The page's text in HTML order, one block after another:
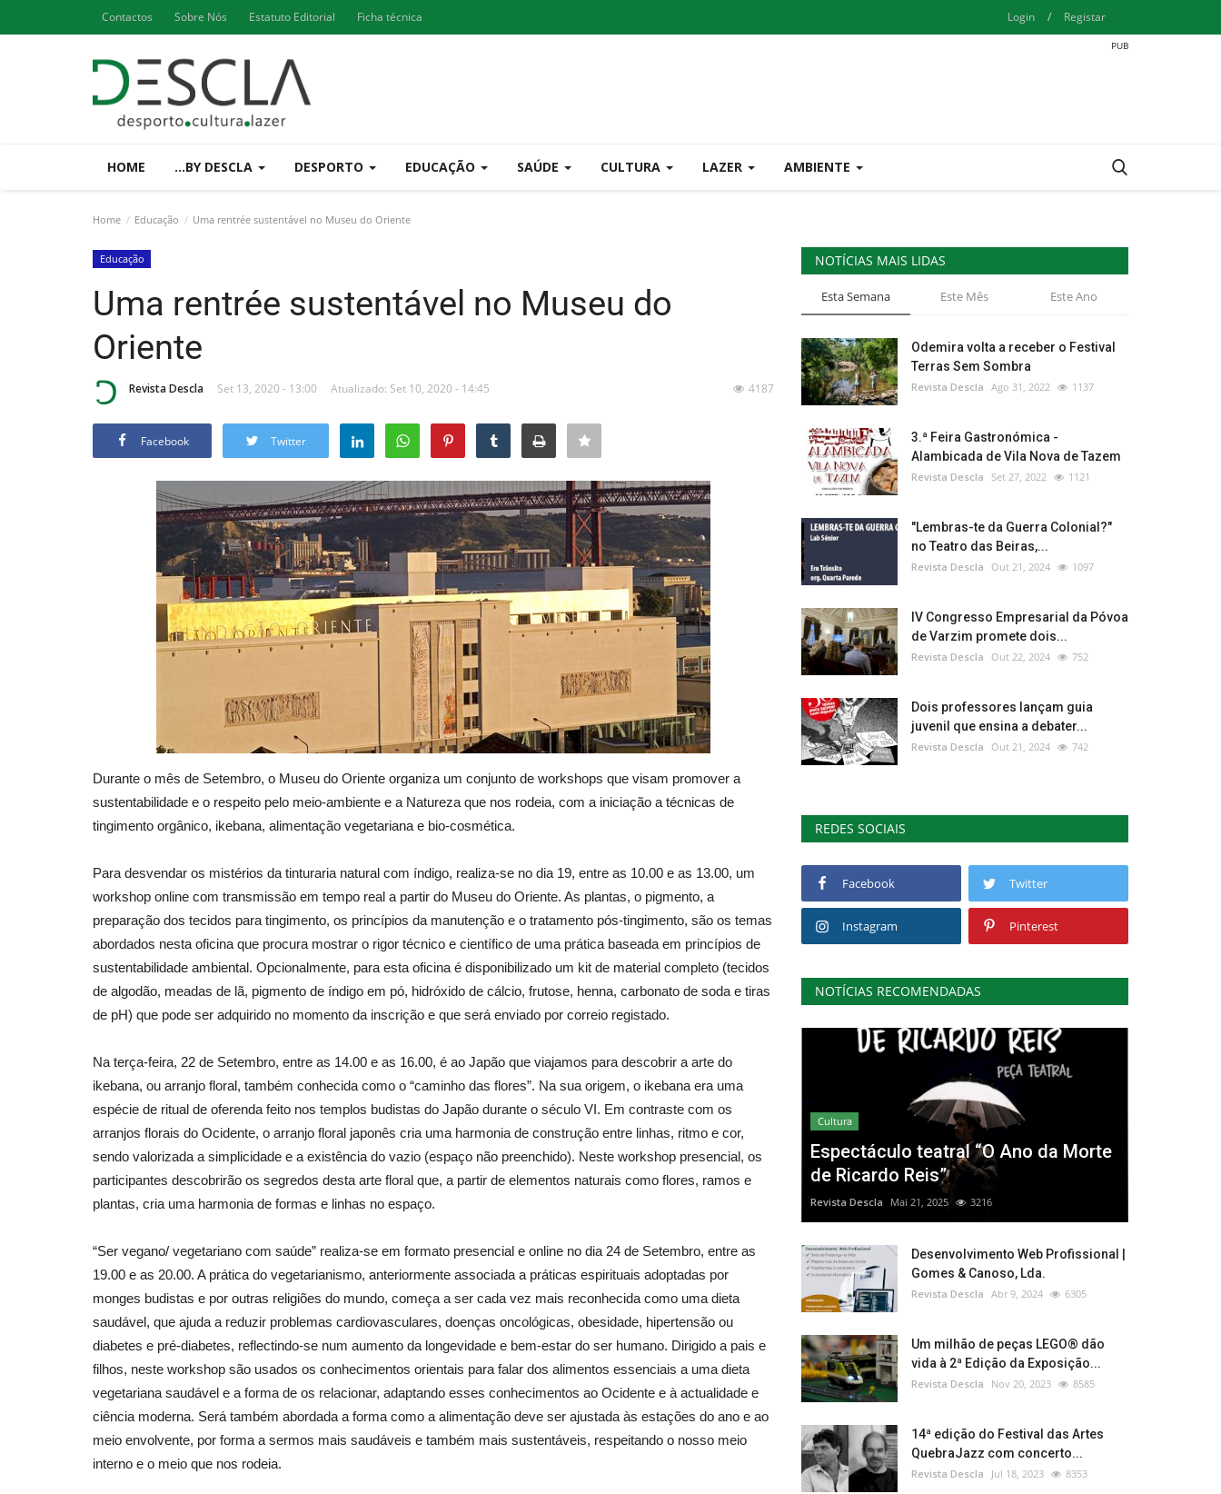
Contactos Sobre Nós Estatuto Editorial Ficha técnica Login / Registar
HOME ...BY DESCLA DESPORTO EDUCAÇÃO SAÚDE CULTURA LAZER AMBIENTE
Home Educação Uma rentrée sustentável no Museu do Oriente
Educação
Uma rentrée sustentável no Museu do
Oriente
Revista Descla Set 13, 2020 - 13:00 Atualizado: Set 10, 2020 - 14:45 4187
Facebook Twitter
Durante o mês de Setembro, o Museu do Oriente organiza um conjunto de workshops que visam promover a
sustentabilidade e o respeito pelo meio-ambiente e a Natureza que nos rodeia, com a iniciação a técnicas de
tingimento orgânico, ikebana, alimentação vegetariana e bio-cosmética.
Para desvendar os mistérios da tinturaria natural com índigo, realiza-se no dia 19, entre as 10.00 e as 13.00, um
workshop online com transmissão em tempo real a partir do Museu do Oriente. As plantas, o pigmento, a
preparação dos tecidos para tingimento, os princípios da manutenção e o tratamento pós-tingimento, são os temas
abordados nesta oficina que procura mostrar o rigor técnico e científico de uma prática baseada em princípios de
sustentabilidade ambiental. Opcionalmente, para esta oficina é disponibilizado um kit de material completo (tecidos
de algodão, meadas de lã, pigmento de índigo em pó, hidróxido de cálcio, frutose, henna, carbonato de soda e tiras
de pH) que pode ser adquirido no momento da inscrição e que será enviado por correio registado.
Na terça-feira, 22 de Setembro, entre as 14.00 e as 16.00, é ao Japão que viajamos para descobrir a arte do
ikebana, ou arranjo floral, também conhecida como o “caminho das flores”. Na sua origem, o ikebana era uma
espécie de ritual de oferenda feito nos templos budistas do Japão durante o século VI. Em contraste com os
arranjos florais do Ocidente, o arranjo floral japonês cria uma harmonia de construção entre linhas, ritmo e cor,
sendo valorizada a simplicidade e a existência do vazio (espaço não preenchido). Neste workshop presencial, os
participantes descobrirão os segredos desta arte floral que, a partir de elementos naturais como flores, ramos e
plantas, cria uma harmonia de formas e linhas no espaço.
“Ser vegano/ vegetariano com saúde” realiza-se em formato presencial e online no dia 24 de Setembro, entre as
19.00 e as 20.00. A prática do vegetarianismo, anteriormente associada a práticas espirituais adoptadas por
monges budistas e por outras religiões do mundo, começa a ser cada vez mais reconhecida como uma dieta
saudável, que ajuda a reduzir problemas cardiovasculares, doenças oncológicas, obesidade, hipertensão ou
diabetes e pré-diabetes, reflectindo-se num aumento da longevidade e bem-estar do ser humano. Dirigido a pais e
filhos, neste workshop são usados os conhecimentos orientais para falar dos alimentos essenciais a uma dieta
vegetariana saudável e a forma de os relacionar, adaptando esses conhecimentos ao Ocidente e à actualidade e
ciência moderna. Será também abordada a forma como a alimentação deve ser ajustada às estações do ano e ao
meio envolvente, por forma a sermos mais saudáveis e também mais sustentáveis, respeitando o nosso meio
interno e o meio que nos rodeia.
NOTÍCIAS MAIS LIDAS
Esta Semana Este Mês Este Ano
Odemira volta a receber o Festival
Terras Sem Sombra
Revista Descla Ago 31, 2022 1137
3.ª Feira Gastronómica -
Alambicada de Vila Nova de Tazem
Revista Descla Set 27, 2022 1121
"Lembras-te da Guerra Colonial?"
no Teatro das Beiras,...
Revista Descla Out 21, 2024 1097
IV Congresso Empresarial da Póvoa
de Varzim promete dois...
Revista Descla Out 22, 2024 752
Dois professores lançam guia
juvenil que ensina a debater...
Revista Descla Out 21, 2024 742
REDES SOCIAIS
Facebook Twitter
Instagram Pinterest
NOTÍCIAS RECOMENDADAS
Cultura
Espectáculo teatral “O Ano da Morte
de Ricardo Reis”
Revista Descla Mai 21, 2025 3216
Desenvolvimento Web Profissional |
Gomes & Canoso, Lda.
Revista Descla Abr 9, 2024 6305
Um milhão de peças LEGO® dão
vida à 2ª Edição da Exposição...
Revista Descla Nov 20, 2023 8585
14ª edição do Festival das Artes
QuebraJazz com concerto...
Revista Descla Jul 18, 2023 8353